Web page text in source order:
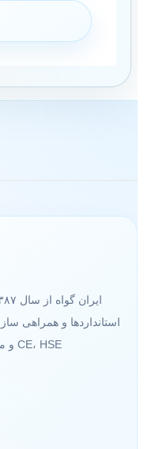
CE، HSE و مجوزهای مرتبط فعالیت می‌کند.